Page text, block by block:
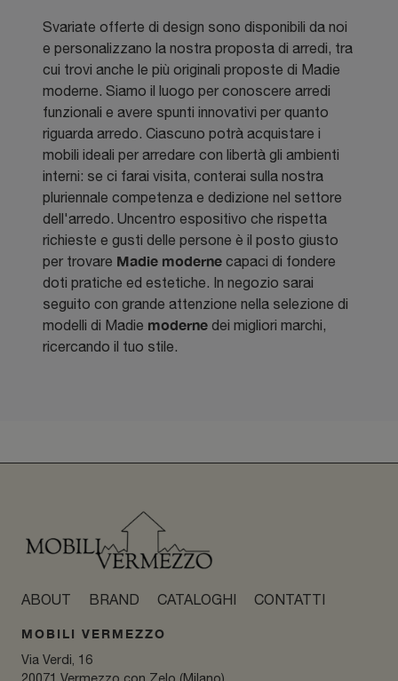
Svariate offerte di design sono disponibili da noi
e personalizzano la nostra proposta di arredi, tra
cui trovi anche le più originali proposte di Madie
moderne. Siamo il luogo per conoscere arredi
funzionali e avere spunti innovativi per quanto
riguarda arredo. Ciascuno potrà acquistare i
mobili ideali per arredare con libertà gli ambienti
interni: se ci farai visita, conterai sulla nostra
pluriennale competenza e dedizione nel settore
dell'arredo. Uncentro espositivo che rispetta
richieste e gusti delle persone è il posto giusto
per trovare Madie moderne capaci di fondere
doti pratiche ed estetiche. In negozio sarai
seguito con grande attenzione nella selezione di
modelli di Madie moderne dei migliori marchi,
ricercando il tuo stile.
ABOUT BRAND CATALOGHI CONTATTI
MOBILI VERMEZZO
Via Verdi, 16